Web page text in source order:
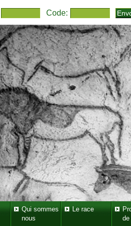
Code:
Qui sommes
nous
Le race